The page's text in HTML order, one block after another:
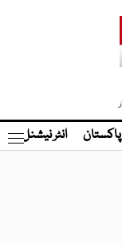
پاکستان انٹر نیشنل